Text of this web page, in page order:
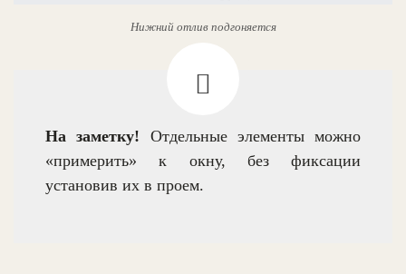
Нижний отлив подгоняется
На заметку! Отдельные элементы можно
«примерить» к окну, без фиксации
установив их в проем.